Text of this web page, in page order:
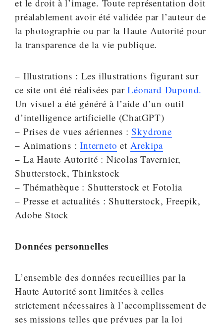
et le droit à l’image. Toute représentation doit
préalablement avoir été validée par l’auteur de
la photographie ou par la Haute Autorité pour
la transparence de la vie publique.
– Illustrations : Les illustrations figurant sur
ce site ont été réalisées parLéonard Dupond.
Un visuel a été généré à l’aide d’un outil
d’intelligence artificielle (ChatGPT)
– Prises de vues aériennes :Skydrone
– Animations :Interneto et Arekipa
– La Haute Autorité : Nicolas Tavernier,
Shutterstock, Thinkstock
– Thémathèque : Shutterstock et Fotolia
– Presse et actualités : Shutterstock, Freepik,
Adobe Stock
Données personnelles
L’ensemble des données recueillies par la
Haute Autorité sont limitées à celles
strictement nécessaires à l’accomplissement de
ses missions telles que prévues par la loi